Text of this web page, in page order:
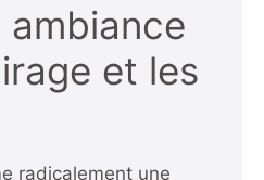
ambiance
et les
radicalement une